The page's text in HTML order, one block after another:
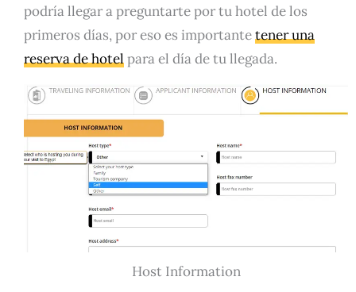
podría llegar a preguntarte por tu hotel de los
primeros días, por eso es importantetener una
reserva de hotelpara el día de tu llegada.
Host Information